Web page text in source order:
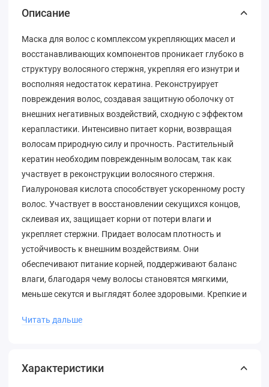
Описание
Маска для волос с комплексом укрепляющих масел и
восстанавливающих компонентов проникает глубоко в
структуру волосяного стержня, укрепляя его изнутри и
восполняя недостаток кератина. Реконструирует
повреждения волос, создавая защитную оболочку от
внешних негативных воздействий, сходную с эффектом
керапластики. Интенсивно питает корни, возвращая
волосам природную силу и прочность. Растительный
кератин необходим поврежденным волосам, так как
участвует в реконструкции волосяного стержня.
Гиалуроновая кислота способствует ускоренному росту
волос. Участвует в восстановлении секущихся концов,
склеивая их, защищает корни от потери влаги и
укрепляет стержни. Придает волосам плотность и
устойчивость к внешним воздействиям. Они
обеспечивают питание корней, поддерживают баланс
влаги, благодаря чему волосы становятся мягкими,
меньше секутся и выглядят более здоровыми. Крепкие и
структурных повреждений, защита длины
Читать дальше
Характеристики